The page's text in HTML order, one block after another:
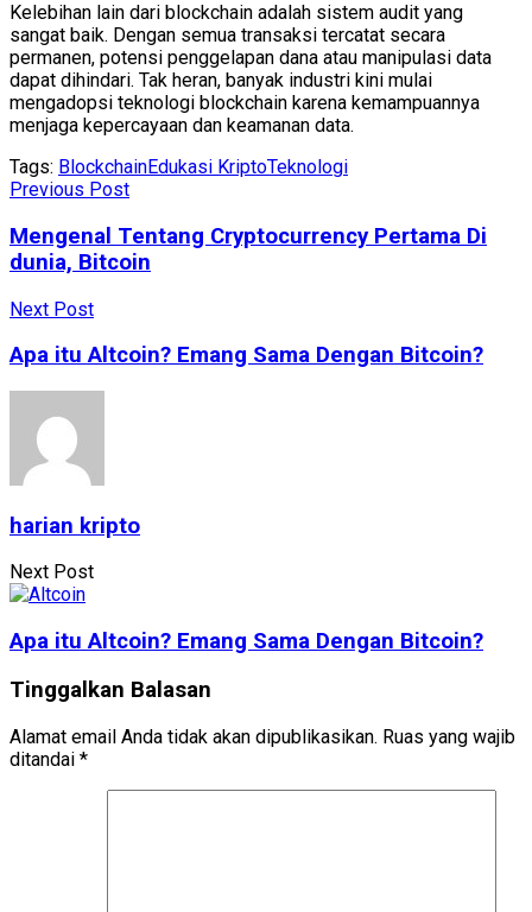
Kelebihan lain dari blockchain adalah sistem audit yang
sangat baik. Dengan semua transaksi tercatat secara
permanen, potensi penggelapan dana atau manipulasi data
dapat dihindari. Tak heran, banyak industri kini mulai
mengadopsi teknologi blockchain karena kemampuannya
menjaga kepercayaan dan keamanan data.
Tags: BlockchainEdukasi KriptoTeknologi
Previous Post
Mengenal Tentang Cryptocurrency Pertama Di
dunia, Bitcoin
Next Post
Apa itu Altcoin? Emang Sama Dengan Bitcoin?
harian kripto
Next Post
Apa itu Altcoin? Emang Sama Dengan Bitcoin?
Tinggalkan Balasan
Alamat email Anda tidak akan dipublikasikan. Ruas yang wajib
ditandai *